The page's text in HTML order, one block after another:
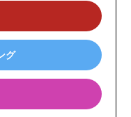
グ